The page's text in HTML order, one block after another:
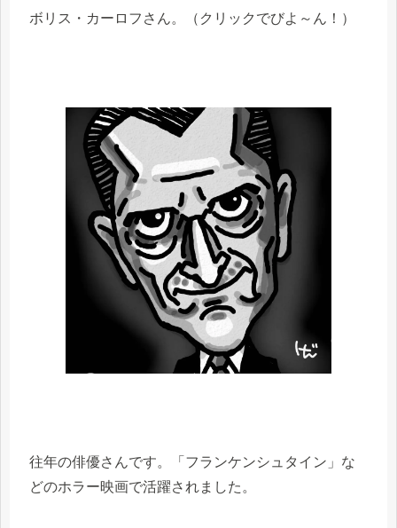
ボリス・カーロフさん。（クリックでびよ～ん！）
往年の俳優さんです。「フランケンシュタイン」な
どのホラー映画で活躍されました。